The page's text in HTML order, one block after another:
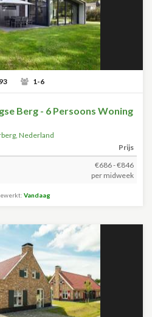
93 1-6
Berg - 6 Persoons Woning
, Nederland
Prijs
€686 - €846
per midweek
Vandaag